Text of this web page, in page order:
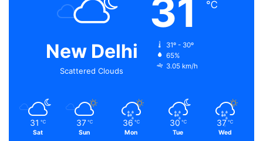
New Delhi
Scattered Clouds
31 ℃
31º - 30º
65%
3.05 km/h
31 ℃
Sat
37 ℃
Sun
36 ℃
Mon
30 ℃
Tue
37 ℃
Wed